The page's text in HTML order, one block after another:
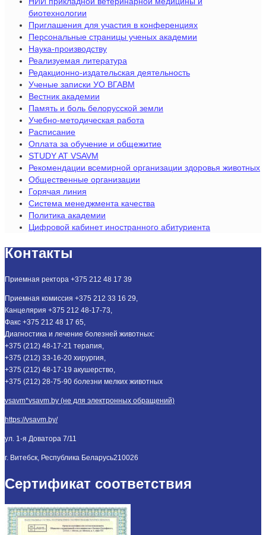
биотехнологии
Приглашения для участия в конференциях
Персональные страницы ученых академии
Наука-производству
Реализуемая литература
Редакционно-издательская деятельность
Ученые записки УО ВГАВМ
Вестник академии
Память и боль белорусской земли
Учебно-методическая работа
Расписание
Оплата за обучение и общежитие
STUDY AT VSAVM
Рекомендации всемирной организации здоровья животных
Общественные организации
Горячая линия
Система менеджмента качества
Политика академии
Цифровой кабинет иностранного абитуриента
Контакты
Приемная ректора +375 212 48 17 39
Приемная комиссия +375 212 33 16 29,
Канцелярия +375 212 48-17-73,
Факс +375 212 48 17 65,
Диагностика и лечение болезней животных:
+375 (212) 48-17-21 терапия,
+375 (212) 33-16-20 хирургия,
+375 (212) 48-17-19 акушерство,
+375 (212) 28-75-90 болезни мелких животных
vsavm*vsavm.by (не для электронных обращений)
https://vsavm.by/
ул. 1-я Доватора 7/11
г. Витебск, Республика Беларусь210026
Сертификат соответствия